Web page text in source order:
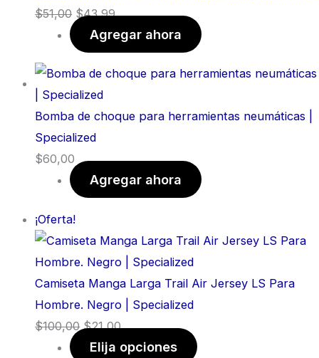
$51,00 $43,99
Agregar ahora
Bomba de choque para herramientas neumáticas |
Specialized
$60,00
Agregar ahora
¡Oferta!
Camiseta Manga Larga Trail Air Jersey LS Para
Hombre. Negro | Specialized
$100,00 $21,00
Elija opciones